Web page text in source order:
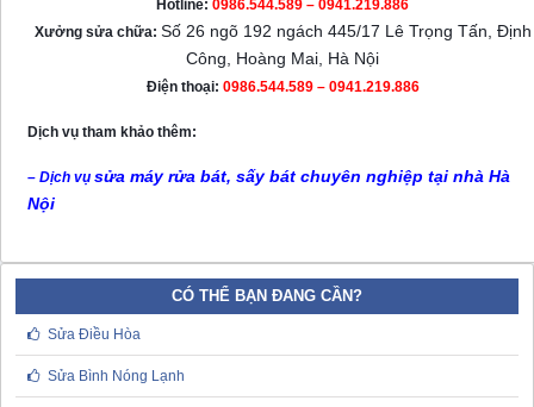
Hotline: 0986.544.589 – 0941.219.886
Xưởng sửa chữa: Số 26 ngõ 192 ngách 445/17 Lê Trọng Tấn, Định
Công, Hoàng Mai, Hà Nội
Điện thoại: 0986.544.589 – 0941.219.886
Dịch vụ tham khảo thêm:
– Dịch vụ sửa máy rửa bát, sấy bát chuyên nghiệp tại nhà Hà
Nội
CÓ THỂ BẠN ĐANG CẦN?
Sửa Điều Hòa
Sửa Bình Nóng Lạnh